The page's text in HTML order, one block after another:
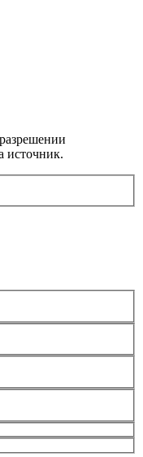
источник.